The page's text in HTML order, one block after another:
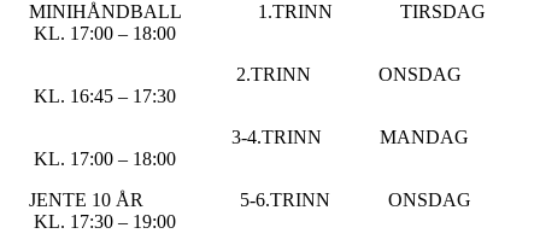
MINIHÅNDBALL 1.TRINN TIRSDAG
KL. 17:00 – 18:00
2.TRINN ONSDAG
KL. 16:45 – 17:30
3-4.TRINN MANDAG
KL. 17:00 – 18:00
JENTE 10 ÅR 5-6.TRINN ONSDAG
KL. 17:30 – 19:00